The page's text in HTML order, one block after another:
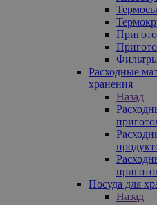
Термосы
Расходные
хранения
Назад
Посуда для
Назад